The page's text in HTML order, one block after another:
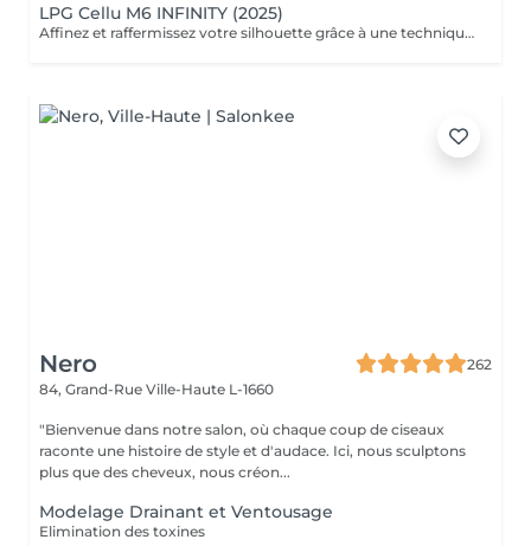
LPG Cellu M6 INFINITY (2025)
Affinez et raffermissez votre silhouette grâce à une technique de palper-rouler associée à un système d'aspiration. La dernière génération, le Cellu M6 INFINITY est un programme de soins basés sur la technique " Endermologie ", permettant de stimuler la circulation et les tissus de la peau en profondeur grâce à un système mécanique de palper-rouler. Associant confort et efficacité, cette technique, très proche d'un massage manuel, assouplit les tissus, améliore la circulation veineuse et lymphatique et permet une meilleure élimination des toxines. Les soins du corps Cellu M6 INFINITY permettent de : - déstocker les graisses - lisser la cellulite - raffermir la peau - retrouver des jambes légères
Nero
262
84, Grand-Rue Ville-Haute L-1660
"Bienvenue dans notre salon, où chaque coup de ciseaux
raconte une histoire de style et d'audace. Ici, nous sculptons
plus que des cheveux, nous créon...
Modelage Drainant et Ventousage
Elimination des toxines